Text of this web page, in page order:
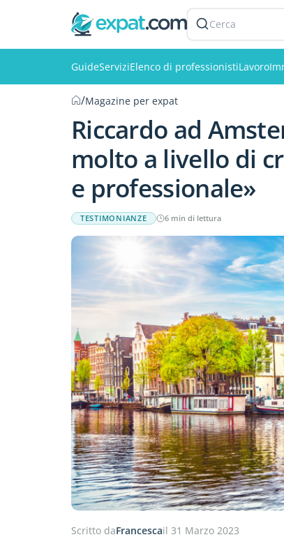
Cerca
GuideServiziElenco di professionistiLavoro
/Magazine per expat
Riccardo ad
molto a livello di
e professionale»
TESTIMONIANZE 6 min di lettura
Scritto daFrancescail 31 Marzo 2023